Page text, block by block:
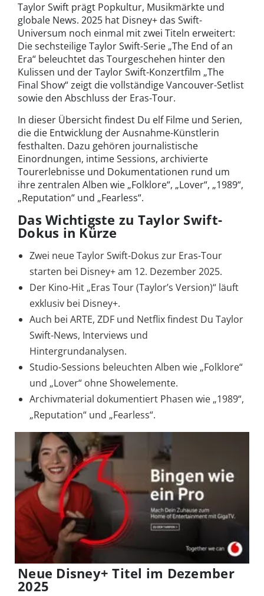
Taylor Swift prägt Popkultur, Musikmärkte und
globale News. 2025 hat Disney+ das Swift-
Universum noch einmal mit zwei Titeln erweitert:
Die sechsteilige Taylor Swift-Serie „The End of an
Era“ beleuchtet das Tourgeschehen hinter den
Kulissen und der Taylor Swift-Konzertfilm „The
Final Show“ zeigt die vollständige Vancouver-Setlist
sowie den Abschluss der Eras-Tour.
In dieser Übersicht findest Du elf Filme und Serien,
die die Entwicklung der Ausnahme-Künstlerin
festhalten. Dazu gehören journalistische
Einordnungen, intime Sessions, archivierte
Tourerlebnisse und Dokumentationen rund um
ihre zentralen Alben wie „Folklore“, „Lover“, „1989“,
„Reputation“ und „Fearless“.
Das Wichtigste zu Taylor Swift-
Dokus in Kürze
Zwei neue Taylor Swift-Dokus zur Eras-Tour
starten bei Disney+ am 12. Dezember 2025.
Der Kino-Hit „Eras Tour (Taylor’s Version)“ läuft
exklusiv bei Disney+.
Auch bei ARTE, ZDF und Netflix findest Du Taylor
Swift-News, Interviews und
Hintergrundanalysen.
Studio-Sessions beleuchten Alben wie „Folklore“
und „Lover“ ohne Showelemente.
Archivmaterial dokumentiert Phasen wie „1989“,
„Reputation“ und „Fearless“.
Neue Disney+ Titel im Dezember
2025